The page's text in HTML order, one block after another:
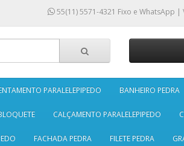
55(11) 5571-4321 Fixo e WhatsApp |
PARALELEPIPEDO BANHEIRO PEDRA
CALÇAMENTO PARALELEPIPEDO
FACHADA PEDRA FILETE PEDRA